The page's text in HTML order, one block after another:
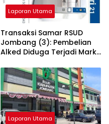
Laporan Utama
Transaksi Samar RSUD
Jombang (3): Pembelian
Alked Diduga Terjadi Mark-
Laporan Utama